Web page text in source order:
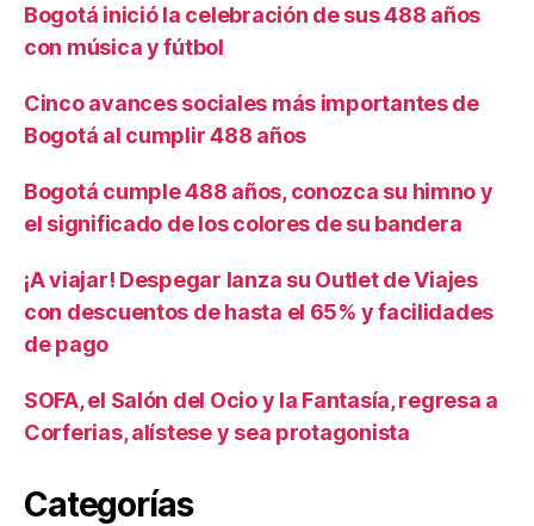
Bogotá inició la celebración de sus 488 años
con música y fútbol
Cinco avances sociales más importantes de
Bogotá al cumplir 488 años
Bogotá cumple 488 años, conozca su himno y
el significado de los colores de su bandera
¡A viajar! Despegar lanza su Outlet de Viajes
con descuentos de hasta el 65% y facilidades
de pago
SOFA, el Salón del Ocio y la Fantasía, regresa a
Corferias, alístese y sea protagonista
Categorías